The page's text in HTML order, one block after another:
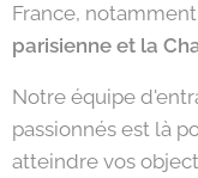
France,
parisienne et la
Notre équipe
passionnés est là
atteindre vos